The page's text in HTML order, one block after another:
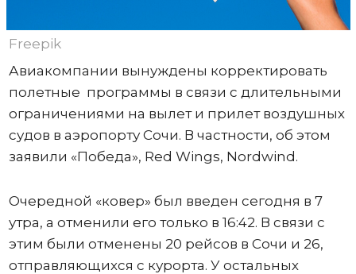
Freepik
Авиакомпании вынуждены корректировать
полетные программы в связи с длительными
ограничениями на вылет и прилет воздушных
судов в аэропорту Сочи. В частности, об этом
заявили «Победа», Red Wings, Nordwind.
Очередной «ковер» был введен сегодня в 7
утра, а отменили его только в 16:42. В связи с
этим были отменены 20 рейсов в Сочи и 26,
отправляющихся с курорта. У остальных